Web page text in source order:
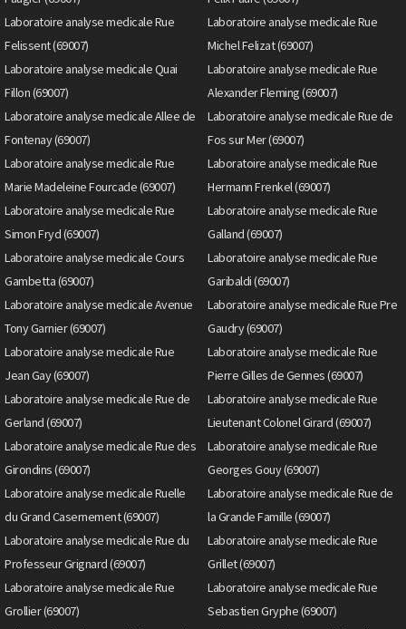
Laboratoire analyse medicale Rue
Felissent (69007)
Laboratoire analyse medicale Rue
Michel Felizat (69007)
Laboratoire analyse medicale Quai
Fillon (69007)
Laboratoire analyse medicale Rue
Alexander Fleming (69007)
Laboratoire analyse medicale Allee de
Fontenay (69007)
Laboratoire analyse medicale Rue de
Fos sur Mer (69007)
Laboratoire analyse medicale Rue
Marie Madeleine Fourcade (69007)
Laboratoire analyse medicale Rue
Hermann Frenkel (69007)
Laboratoire analyse medicale Rue
Simon Fryd (69007)
Laboratoire analyse medicale Rue
Galland (69007)
Laboratoire analyse medicale Cours
Gambetta (69007)
Laboratoire analyse medicale Rue
Garibaldi (69007)
Laboratoire analyse medicale Avenue
Tony Garnier (69007)
Laboratoire analyse medicale Rue Pre
Gaudry (69007)
Laboratoire analyse medicale Rue
Jean Gay (69007)
Laboratoire analyse medicale Rue
Pierre Gilles de Gennes (69007)
Laboratoire analyse medicale Rue de
Gerland (69007)
Laboratoire analyse medicale Rue
Lieutenant Colonel Girard (69007)
Laboratoire analyse medicale Rue des
Girondins (69007)
Laboratoire analyse medicale Rue
Georges Gouy (69007)
Laboratoire analyse medicale Ruelle
du Grand Casernement (69007)
Laboratoire analyse medicale Rue de
la Grande Famille (69007)
Laboratoire analyse medicale Rue du
Professeur Grignard (69007)
Laboratoire analyse medicale Rue
Grillet (69007)
Laboratoire analyse medicale Rue
Grollier (69007)
Laboratoire analyse medicale Rue
Sebastien Gryphe (69007)